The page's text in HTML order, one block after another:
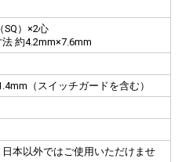
SQ）×2心
約4.2mm×7.6mm
（スイッチガードを含む）
日本以外ではご使用いただけませ